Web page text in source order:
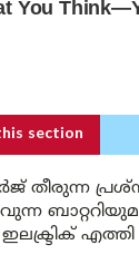
section
തീരുന്ന
എത്തി